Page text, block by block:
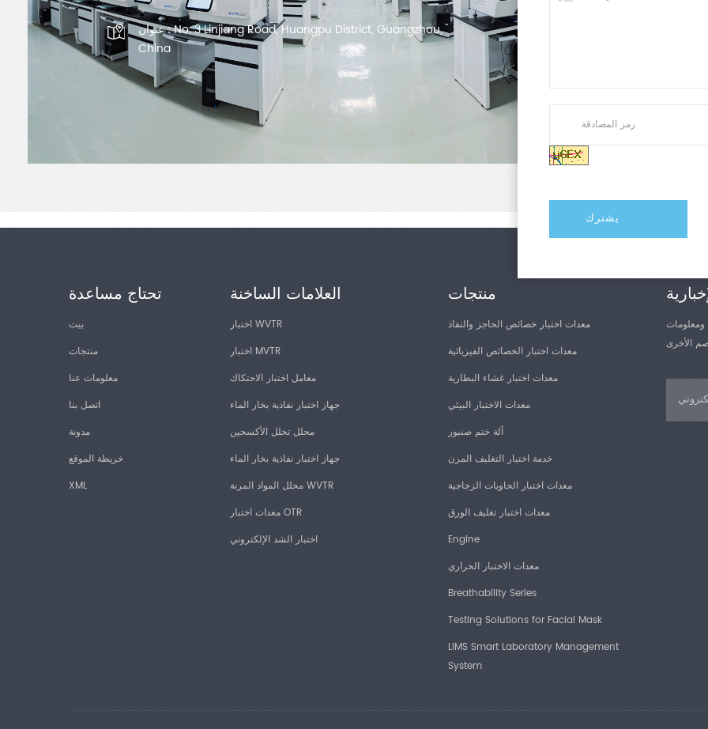
عنوان :No. 3 Linjiang Road, Huangpu District, Guangzhou,
China
تحتاج مساعدة
بيت
منتجات
معلومات عنا
اتصل بنا
مدونة
خريطة الموقع
XML
العلامات الساخنة
اختبار WVTR
اختبار MVTR
معامل اختبار الاحتكاك
جهاز اختبار نفاذية بخار الماء
محلل تخلل الأكسجين
جهاز اختبار نفاذية بخار الماء
محلل المواد المرنة WVTR
معدات اختبار OTR
اختبار الشد الإلكتروني
منتجات
معدات اختبار خصائص الحاجز والنفاذ
معدات اختبار الخصائص الفيزيائية
معدات اختبار غشاء البطارية
معدات الاختبار البيئي
آلة ختم صنبور
خدمة اختبار التغليف المرن
معدات اختبار الحاويات الزجاجية
معدات اختبار تغليف الورق
Engine
معدات الاختبار الحراري
Breathability Series
Testing Solutions for Facial Mask
LIMS Smart Laboratory Management
System
ومعلومات